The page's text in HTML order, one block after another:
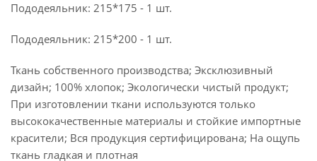
Пододеяльник: 215*175 - 1 шт.
Пододеяльник: 215*200 - 1 шт.
Ткань собственного производства; Эксклюзивный
дизайн; 100% хлопок; Экологически чистый продукт;
При изготовлении ткани используются только
высококачественные материалы и стойкие импортные
красители; Вся продукция сертифицирована; На ощупь
ткань гладкая и плотная